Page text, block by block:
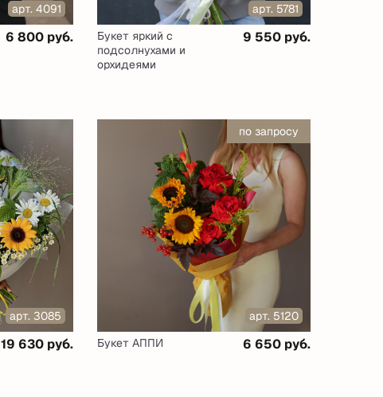
арт. 4091
6 800 руб.
арт. 5781
Букет яркий с
подсолнухами и
орхидеями
9 550 руб.
арт. 3085
19 630 руб.
арт. 5120
по запросу
Букет АППИ 6 650 руб.